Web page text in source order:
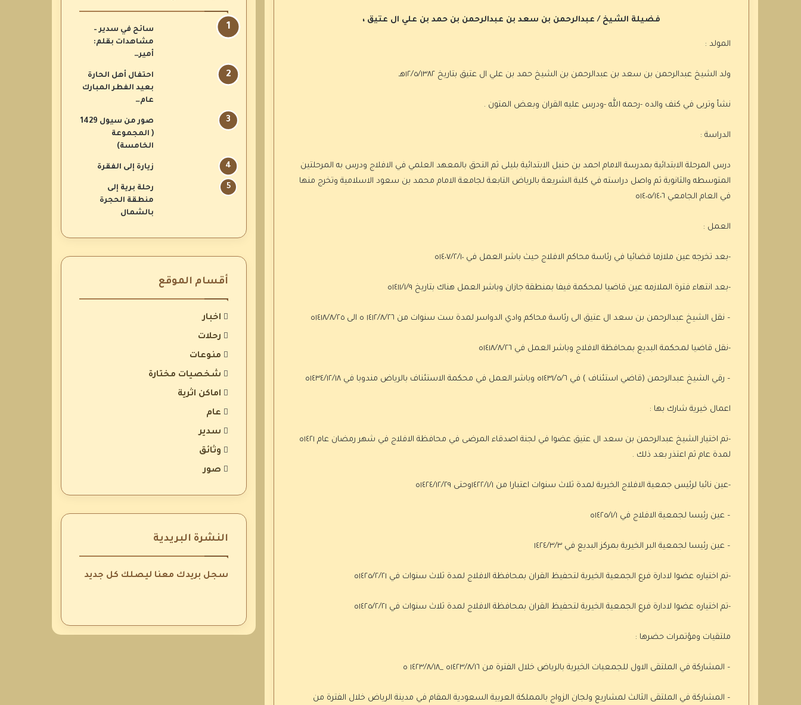
فضيلة الشيخ / عبدالرحمن بن سعد بن عبدالرحمن بن حمد بن علي ال عتيق ،
المولد :
ولد الشيخ عبدالرحمن بن سعد بن عبدالرحمن بن الشيخ حمد بن علي ال عتيق بتاريخ ١٢/٥/١٣٨٢هـ
نشأ وتربى في كنف والده -رحمه الله -ودرس عليه القران وبعض المتون .
الدراسة :
درس المرحلة الابتدائية بمدرسة الامام احمد بن حنبل الابتدائية بليلى ثم التحق بالمعهد العلمي في الافلاج ودرس به المرحلتين
المتوسطه والثانوية ثم واصل دراسته في كلية الشريعة بالرياض التابعة لجامعة الامام محمد بن سعود الاسلامية وتخرج منها
في العام الجامعي ١٤٠٥/١٤٠٦ه
العمل :
-بعد تخرجه عين ملازما قضائيا في رئاسة محاكم الافلاج حيث باشر العمل في ١٤٠٧/٢/١٠ه
-بعد انتهاء فترة الملازمه عين قاضيا لمحكمة فيفا بمنطقة جازان وباشر العمل هناك بتاريخ ١٤١١/١/٩ه
– نقل الشيخ عبدالرحمن بن سعد ال عتيق الى رئاسة محاكم وادي الدواسر لمدة ست سنوات من ١٤١٢/٨/٢٦ ه الى ١٤١٨/٨/٢٥ه
-نقل قاضيا لمحكمة البديع بمحافظة الافلاج وباشر العمل في ١٤١٨/٨/٢٦ه
– رقي الشيخ عبدالرحمن (قاضي استئناف ) في ١٤٣١/٥/٦ه وباشر العمل في محكمة الاستئناف بالرياض مندوبا في ١٤٣٤/١٢/١٨ه
اعمال خيرية شارك بها :
-تم اختيار الشيخ عبدالرحمن بن سعد ال عتيق عضوا في لجنة اصدقاء المرضى في محافظة الافلاج في شهر رمضان عام ١٤٢١ه
لمدة عام ثم اعتذر بعد ذلك .
-عين نائبا لرئيس جمعية الافلاج الخيرية لمدة ثلاث سنوات اعتبارا من ١٤٢٢/١/١وحتى ١٤٢٤/١٢/٢٩ه
– عين رئيسا لجمعية الافلاج في ١٤٢٥/١/١ه
– عين رئيسا لجمعية البر الخيرية بمركز البديع في ١٤٢٤/٣/٣
-تم اختياره عضوا لادارة فرع الجمعية الخيرية لتحفيظ القران بمحافظة الافلاج لمدة ثلاث سنوات في ١٤٢٥/٢/٢١ه
-تم اختياره عضوا لادارة فرع الجمعية الخيرية لتحفيظ القران بمحافظة الافلاج لمدة ثلاث سنوات في ١٤٢٥/٢/٢١ه
ملتقيات ومؤتمرات حضرها :
– المشاركة في الملتقى الاول للجمعيات الخيرية بالرياض خلال الفترة من ١٤٢٣/٨/١٦ه _١٤٢٣/٨/١٨ ه
– المشاركة في الملتقى الثالث لمشاريع ولجان الزواج بالمملكة العربية السعودية المقام في مدينة الرياض خلال الفترة من
سائح في سدير –
مشاهدات بقلم:
أمير…
احتفال أهل الحارة
بعيد الفطر المبارك
عام…
صور من سيول 1429
( المجموعة
الخامسة)
زيارة إلى الفقرة
رحلة برية إلى
منطقة الحجرة
بالشمال
أقسام الموقع
اخبار
رحلات
منوعات
شخصيات مختارة
اماكن اثرية
عام
سدير
وثائق
صور
النشرة البريدية
سجل بريدك معنا ليصلك كل جديد